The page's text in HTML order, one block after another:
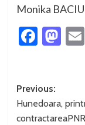
Monika BACIU
Post
Previous:
Hunedoara,